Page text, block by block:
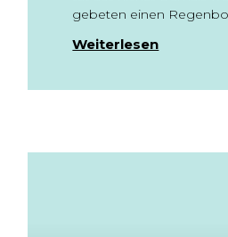
gebeten einen
Weiterlesen